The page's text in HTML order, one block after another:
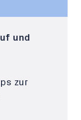
und
zur